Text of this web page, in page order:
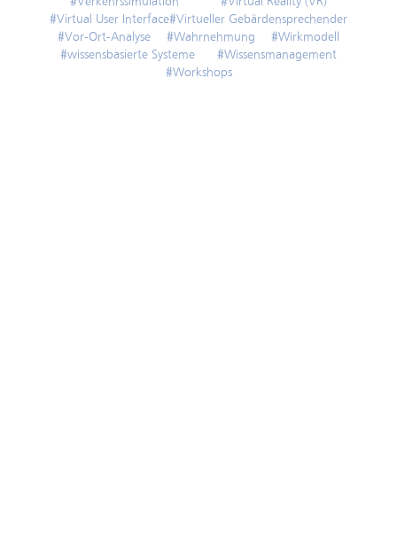
#Virtual User Interface#Virtueller Gebärdensprechender
#Vor-Ort-Analyse
#Wahrnehmung
#Wirkmodell
#wissensbasierte Systeme
#Wissensmanagement
#Workshops